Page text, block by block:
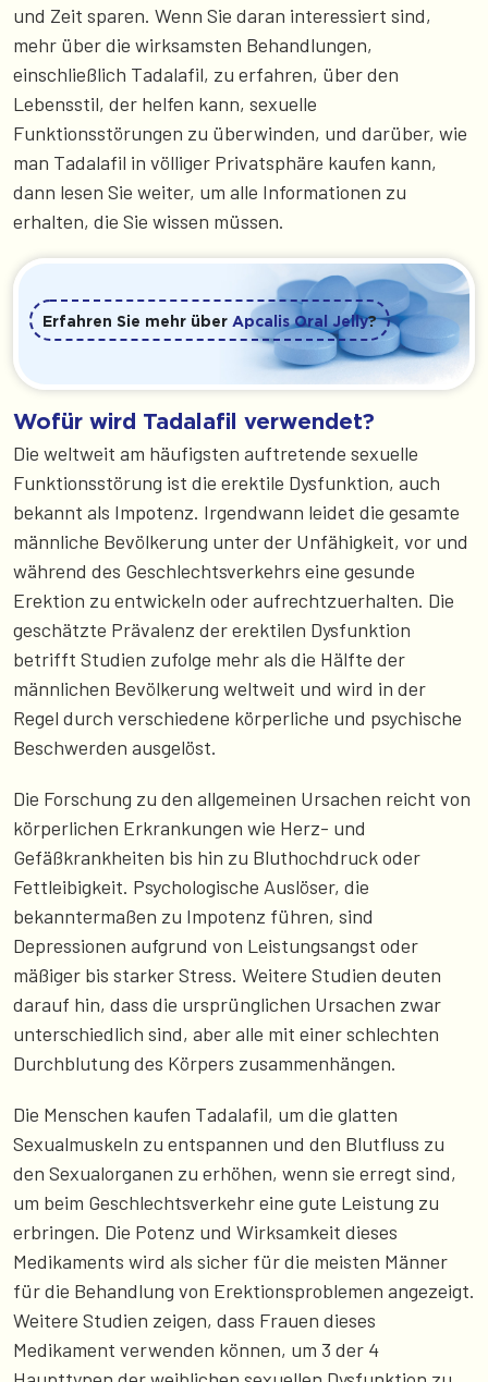
und Zeit sparen. Wenn Sie daran interessiert sind,
mehr über die wirksamsten Behandlungen,
einschließlich Tadalafil, zu erfahren, über den
Lebensstil, der helfen kann, sexuelle
Funktionsstörungen zu überwinden, und darüber, wie
man Tadalafil in völliger Privatsphäre kaufen kann,
dann lesen Sie weiter, um alle Informationen zu
erhalten, die Sie wissen müssen.
Erfahren Sie mehr über Apcalis Oral Jelly?
Wofür wird Tadalafil verwendet?
Die weltweit am häufigsten auftretende sexuelle
Funktionsstörung ist die erektile Dysfunktion, auch
bekannt als Impotenz. Irgendwann leidet die gesamte
männliche Bevölkerung unter der Unfähigkeit, vor und
während des Geschlechtsverkehrs eine gesunde
Erektion zu entwickeln oder aufrechtzuerhalten. Die
geschätzte Prävalenz der erektilen Dysfunktion
betrifft Studien zufolge mehr als die Hälfte der
männlichen Bevölkerung weltweit und wird in der
Regel durch verschiedene körperliche und psychische
Beschwerden ausgelöst.
Die Forschung zu den allgemeinen Ursachen reicht von
körperlichen Erkrankungen wie Herz- und
Gefäßkrankheiten bis hin zu Bluthochdruck oder
Fettleibigkeit. Psychologische Auslöser, die
bekanntermaßen zu Impotenz führen, sind
Depressionen aufgrund von Leistungsangst oder
mäßiger bis starker Stress. Weitere Studien deuten
darauf hin, dass die ursprünglichen Ursachen zwar
unterschiedlich sind, aber alle mit einer schlechten
Durchblutung des Körpers zusammenhängen.
Die Menschen kaufen Tadalafil, um die glatten
Sexualmuskeln zu entspannen und den Blutfluss zu
den Sexualorganen zu erhöhen, wenn sie erregt sind,
um beim Geschlechtsverkehr eine gute Leistung zu
erbringen. Die Potenz und Wirksamkeit dieses
Medikaments wird als sicher für die meisten Männer
für die Behandlung von Erektionsproblemen angezeigt.
Weitere Studien zeigen, dass Frauen dieses
Medikament verwenden können, um 3 der 4